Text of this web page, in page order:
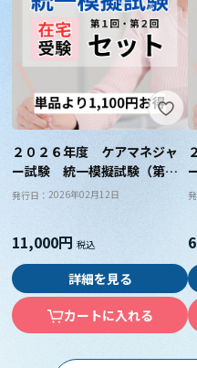
２０２６年度 ケアマネジャ
ー試験 統一模擬試験（第１
回・第２回セット）
発行日：2026年02月12日
11,000円
詳細を見る
カートに入れる